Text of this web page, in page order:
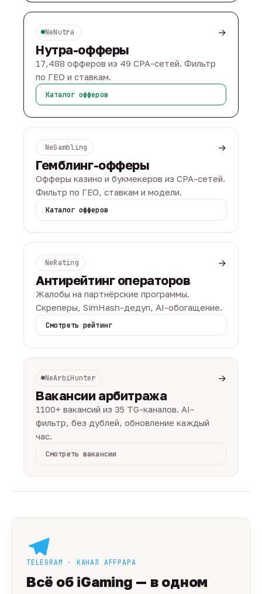
NeNutra →
Нутра-офферы
17,488 офферов из 49 CPA-сетей. Фильтр
по ГЕО и ставкам.
Каталог офферов
NeGambling →
Гемблинг-офферы
Офферы казино и букмекеров из CPA-сетей.
Фильтр по ГЕО, ставкам и модели.
Каталог офферов
NeRating →
Антирейтинг операторов
Жалобы на партнёрские программы.
Скреперы, SimHash-дедуп, AI-обогащение.
Смотреть рейтинг
NeArbiHunter →
Вакансии арбитража
1100+ вакансий из 35 TG-каналов. AI-
фильтр, без дублей, обновление каждый
час.
Смотреть вакансии
TELEGRAM · КАНАЛ AFFPAPA
Всё об iGaming — в одном